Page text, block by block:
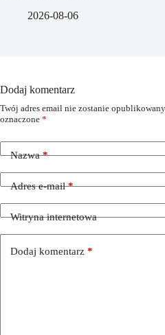
2026-08-06
Dodaj komentarz
Twój adres email nie zostanie
oznaczone *
Nazwa*
Adres e-mail*
Witryna internetowa
Dodaj komentarz *